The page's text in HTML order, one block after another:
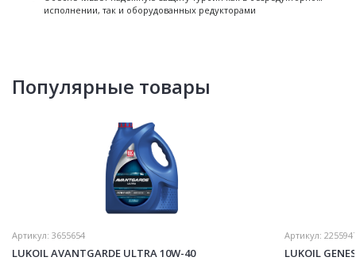
исполнении, так и оборудованных редукторами
Популярные товары
Артикул: 3655654
LUKOIL AVANTGARDE ULTRA 10W-40
Артикул:
LUKOIL